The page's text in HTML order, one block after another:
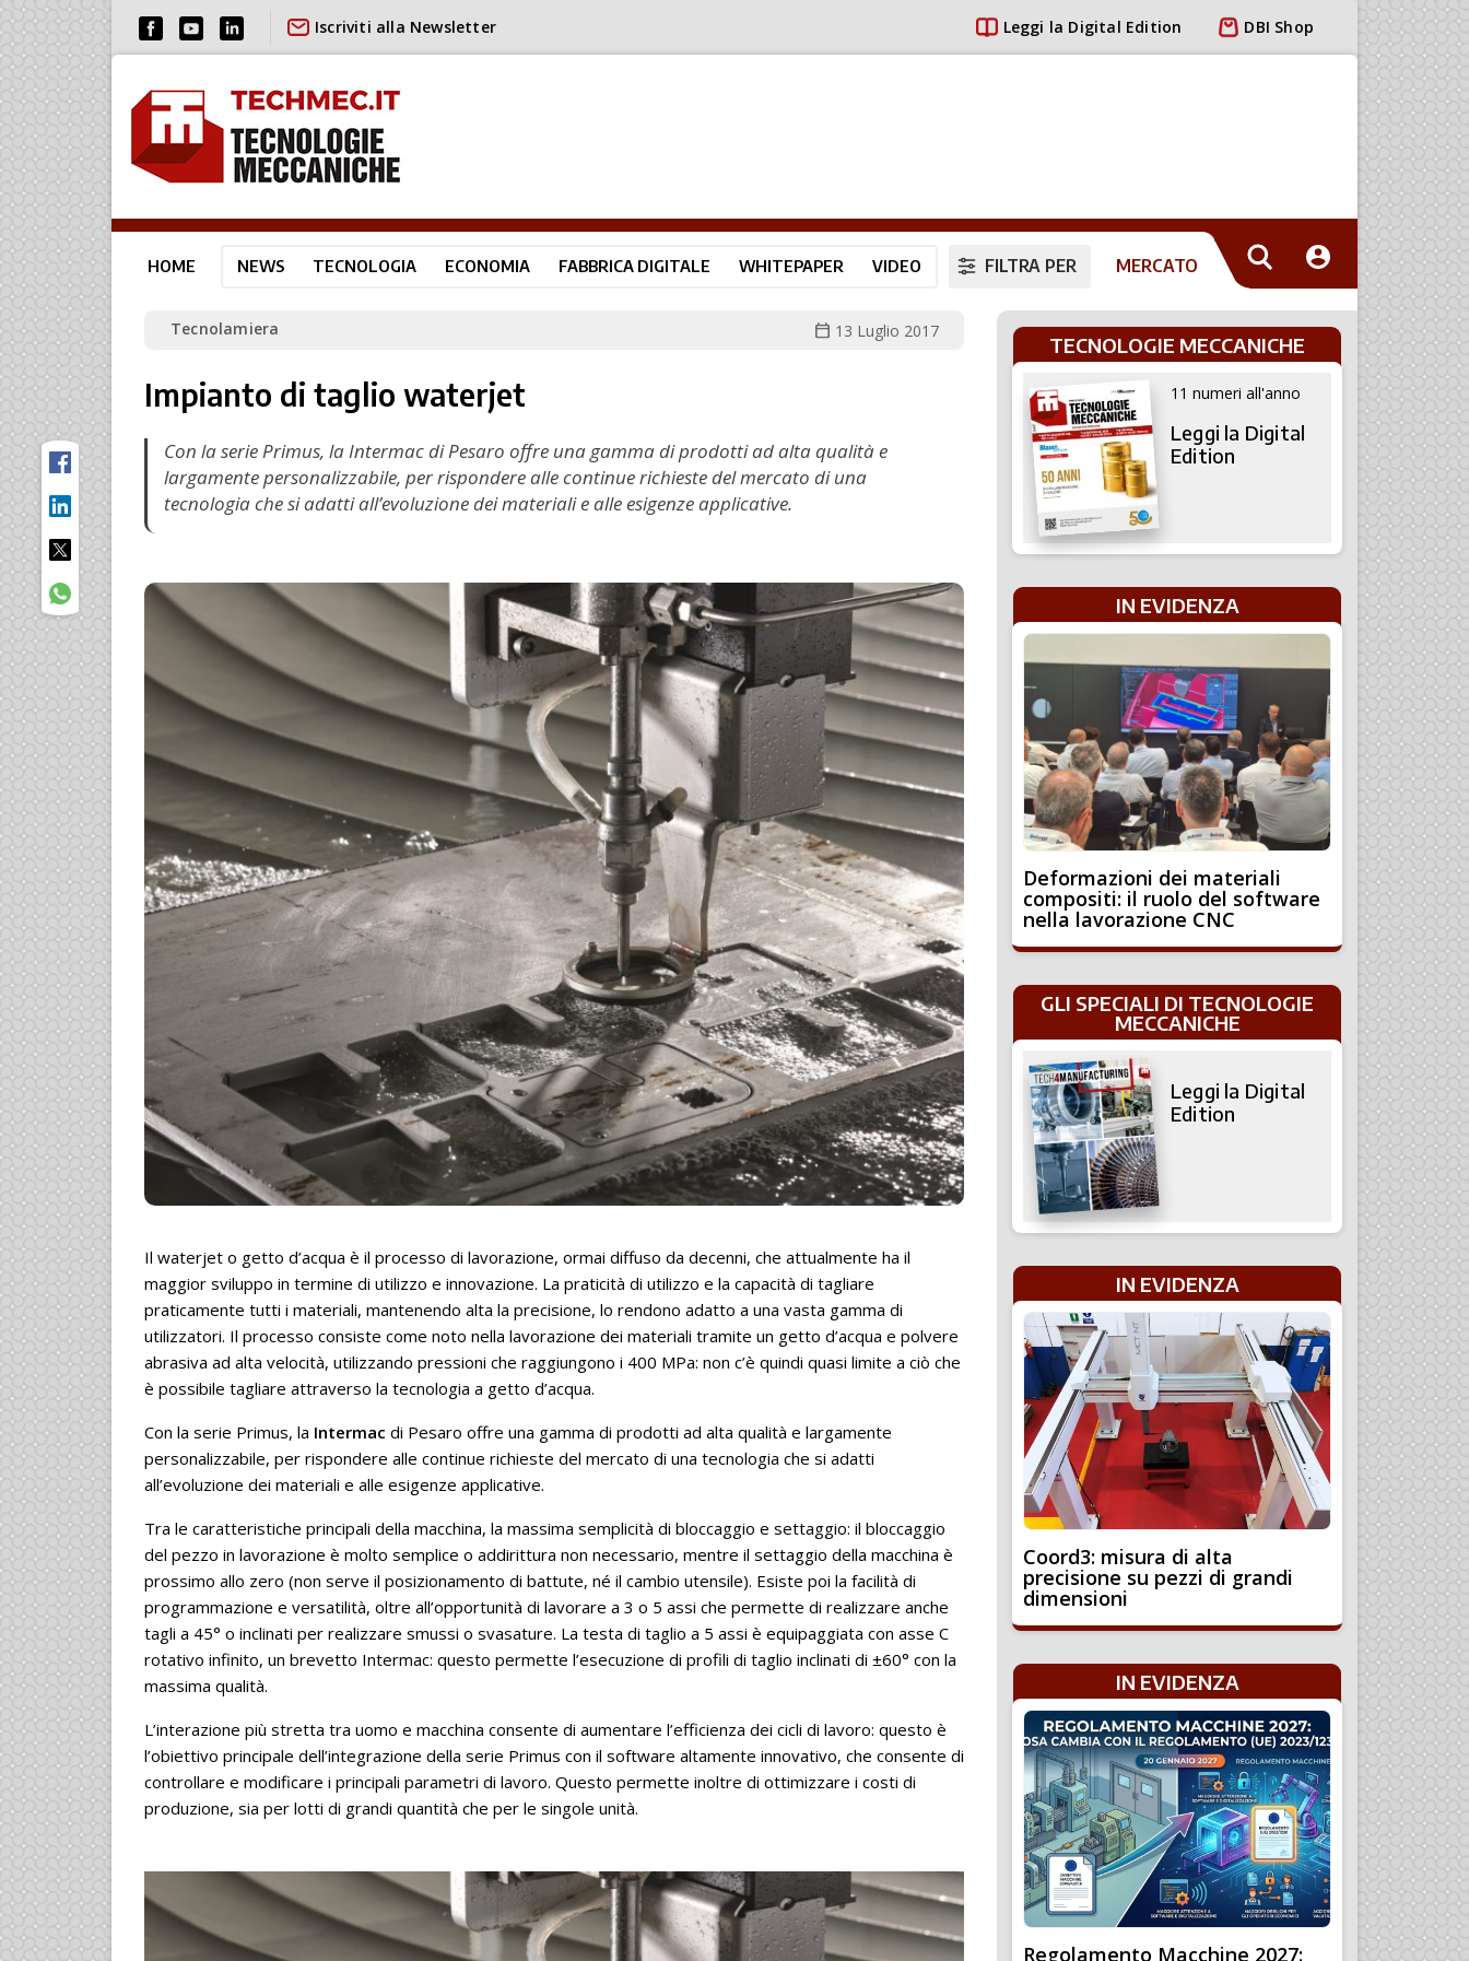
Iscriviti alla Newsletter Leggi la Digital Edition DBI Shop
HOME NEWS TECNOLOGIA ECONOMIA FABBRICA DIGITALE WHITEPAPER VIDEO FILTRA PER MERCATO
Tecnolamiera calendar_today 13 Luglio 2017
Impianto di taglio waterjet
Con la serie Primus, la Intermac di Pesaro offre una gamma di prodotti ad alta qualità e
largamente personalizzabile, per rispondere alle continue richieste del mercato di una
tecnologia che si adatti all’evoluzione dei materiali e alle esigenze applicative.
Il waterjet o getto d’acqua è il processo di lavorazione, ormai diffuso da decenni, che attualmente ha il
maggior sviluppo in termine di utilizzo e innovazione. La praticità di utilizzo e la capacità di tagliare
praticamente tutti i materiali, mantenendo alta la precisione, lo rendono adatto a una vasta gamma di
utilizzatori. Il processo consiste come noto nella lavorazione dei materiali tramite un getto d’acqua e polvere
abrasiva ad alta velocità, utilizzando pressioni che raggiungono i 400 MPa: non c’è quindi quasi limite a ciò che
è possibile tagliare attraverso la tecnologia a getto d’acqua.
Con la serie Primus, la Intermac di Pesaro offre una gamma di prodotti ad alta qualità e largamente
personalizzabile, per rispondere alle continue richieste del mercato di una tecnologia che si adatti
all’evoluzione dei materiali e alle esigenze applicative.
Tra le caratteristiche principali della macchina, la massima semplicità di bloccaggio e settaggio: il bloccaggio
del pezzo in lavorazione è molto semplice o addirittura non necessario, mentre il settaggio della macchina è
prossimo allo zero (non serve il posizionamento di battute, né il cambio utensile). Esiste poi la facilità di
programmazione e versatilità, oltre all’opportunità di lavorare a 3 o 5 assi che permette di realizzare anche
tagli a 45° o inclinati per realizzare smussi o svasature. La testa di taglio a 5 assi è equipaggiata con asse C
rotativo infinito, un brevetto Intermac: questo permette l’esecuzione di profili di taglio inclinati di ±60° con la
massima qualità.
L’interazione più stretta tra uomo e macchina consente di aumentare l’efficienza dei cicli di lavoro: questo è
l’obiettivo principale dell’integrazione della serie Primus con il software altamente innovativo, che consente di
controllare e modificare i principali parametri di lavoro. Questo permette inoltre di ottimizzare i costi di
produzione, sia per lotti di grandi quantità che per le singole unità.
TECNOLOGIE MECCANICHE
11 numeri all'anno
Leggi la Digital
Edition
IN EVIDENZA
Deformazioni dei materiali
compositi: il ruolo del software
nella lavorazione CNC
GLI SPECIALI DI TECNOLOGIE
MECCANICHE
Leggi la Digital
Edition
IN EVIDENZA
Coord3: misura di alta
precisione su pezzi di grandi
dimensioni
IN EVIDENZA
Regolamento Macchine 2027: